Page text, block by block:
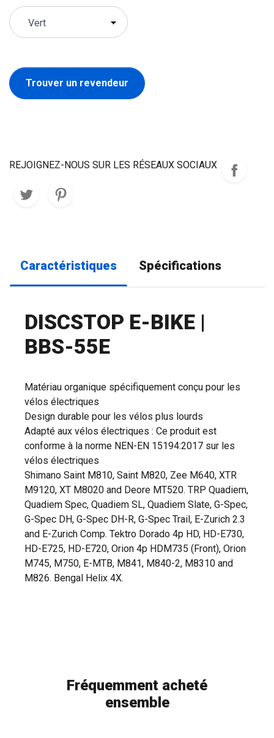
Trouver un revendeur
REJOIGNEZ-NOUS SUR LES RÉSEAUX SOCIAUX
Caractéristiques Spécifications
DISCSTOP E-BIKE |
BBS-55E
Matériau organique spécifiquement conçu pour les
vélos électriques
Design durable pour les vélos plus lourds
Adapté aux vélos électriques : Ce produit est
conforme à la norme NEN-EN 15194:2017 sur les
vélos électriques
Shimano Saint M810, Saint M820, Zee M640, XTR
M9120, XT M8020 and Deore MT520. TRP Quadiem,
Quadiem Spec, Quadiem SL, Quadiem Slate, G-Spec,
G-Spec DH, G-Spec DH-R, G-Spec Trail, E-Zurich 2.3
and E-Zurich Comp. Tektro Dorado 4p HD, HD-E730,
HD-E725, HD-E720, Orion 4p HDM735 (Front), Orion
M745, M750, E-MTB, M841, M840-2, M8310 and
M826. Bengal Helix 4X.
Fréquemment acheté
ensemble